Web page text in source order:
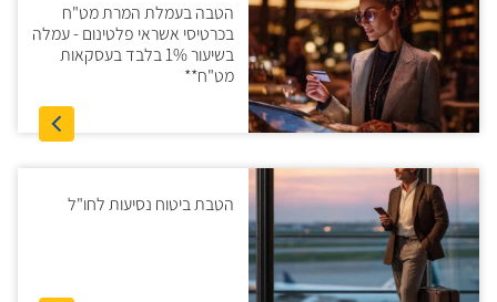
הטבה בעמלת המרת מט"ח
בכרטיסי אשראי פלטינום - עמלה
בשיעור 1% בלבד בעסקאות
מט"ח**
הטבת ביטוח נסיעות לחו"ל